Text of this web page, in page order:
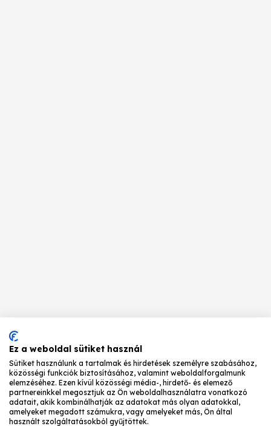
Ez a weboldal sütiket használ
Sütiket használunk a tartalmak és hirdetések személyre szabásához,
közösségi funkciók biztosításához, valamint weboldalforgalmunk
elemzéséhez. Ezen kívül közösségi média-, hirdető- és elemező
partnereinkkel megosztjuk az Ön weboldalhasználatra vonatkozó
adatait, akik kombinálhatják az adatokat más olyan adatokkal,
amelyeket megadott számukra, vagy amelyeket más, Ön által
használt szolgáltatásokból gyűjtöttek.